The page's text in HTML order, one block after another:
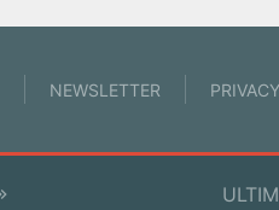
NEWSLETTER PRIVACY